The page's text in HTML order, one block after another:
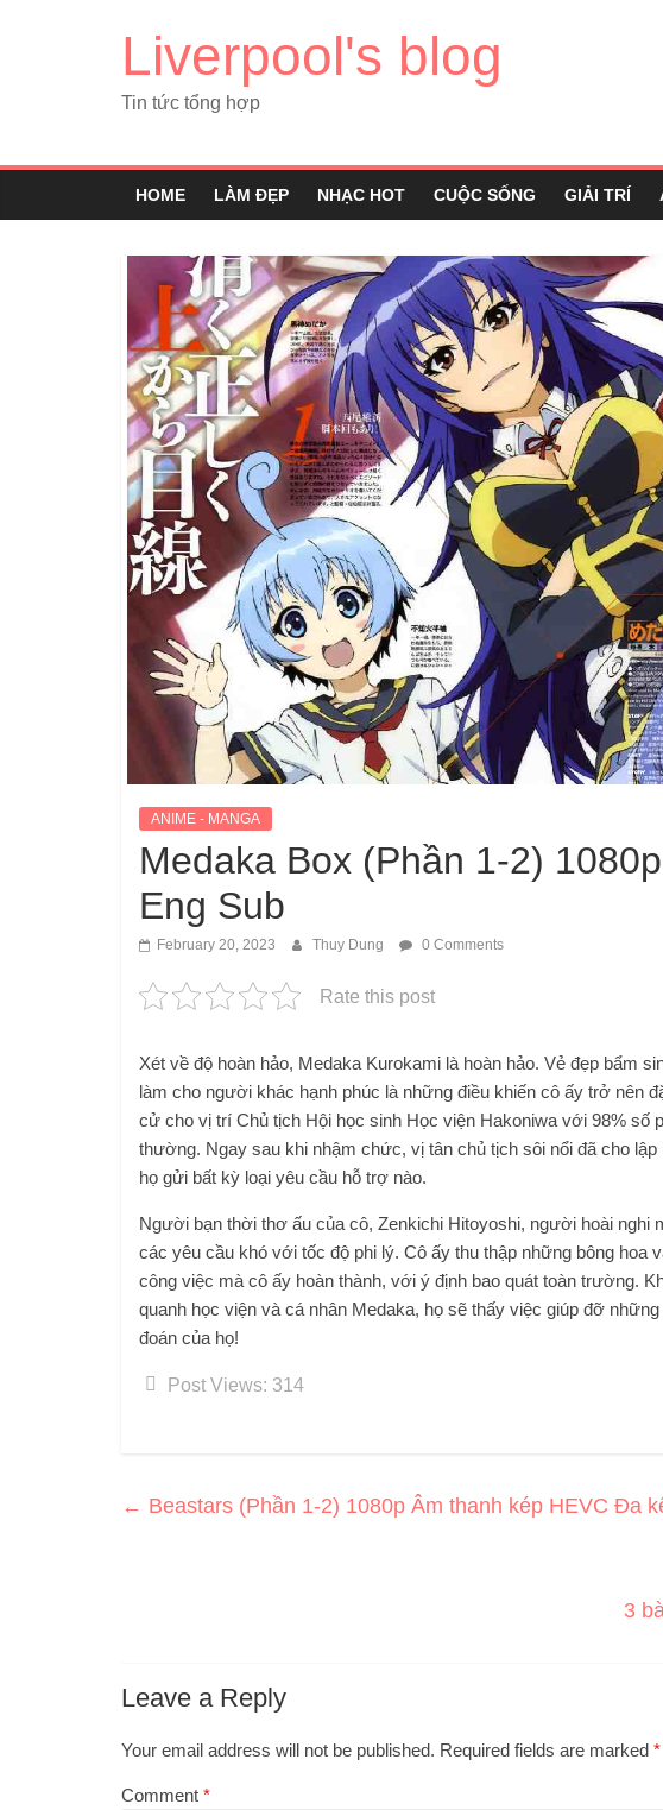
Liverpool's blog
Tin tức tổng hợp
HOME LÀM ĐẸP NHẠC HOT CUỘC SỐNG GIẢI TRÍ
ANIME - MANGA
Medaka Box (Phần 1-2)
Eng Sub
February 20, 2023 Thuy Dung 0 Comments
Rate this post
Xét về độ hoàn hảo, Medaka Kurokami là hoàn hảo. Vẻ đẹp bẩm
làm cho người khác hạnh phúc là những điều khiến cô ấy trở nên
cử cho vị trí Chủ tịch Hội học sinh Học viện Hakoniwa với 98% số
thường. Ngay sau khi nhậm chức, vị tân chủ tịch sôi nổi đã cho
họ gửi bất kỳ loại yêu cầu hỗ trợ nào.
Người bạn thời thơ ấu của cô, Zenkichi Hitoyoshi, người hoài nghi
các yêu cầu khó với tốc độ phi lý. Cô ấy thu thập những bông hoa
công việc mà cô ấy hoàn thành, với ý định bao quát toàn trường.
quanh học viện và cá nhân Medaka, họ sẽ thấy việc giúp đỡ
đoán của họ!
Post Views: 314
← Beastars (Phần 1-2) 1080p Âm thanh kép HEVC Đa
3
Leave a Reply
Your email address will not be published. Required fields are marked *
Comment *